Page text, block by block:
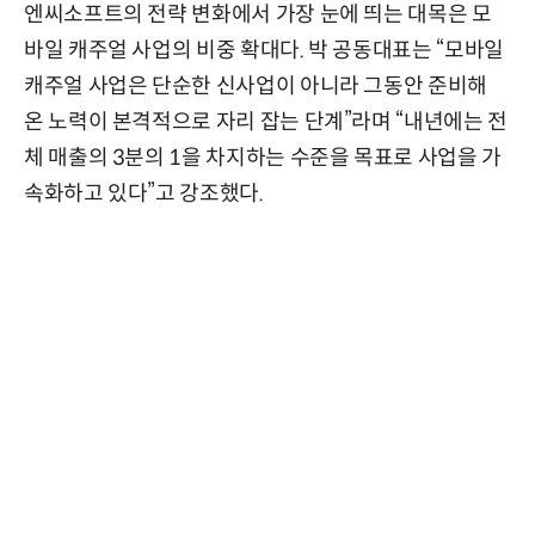
엔씨소프트의 전략 변화에서 가장 눈에 띄는 대목은 모
바일 캐주얼 사업의 비중 확대다. 박 공동대표는 “모바일
캐주얼 사업은 단순한 신사업이 아니라 그동안 준비해
온 노력이 본격적으로 자리 잡는 단계”라며 “내년에는 전
체 매출의 3분의 1을 차지하는 수준을 목표로 사업을 가
속화하고 있다”고 강조했다.